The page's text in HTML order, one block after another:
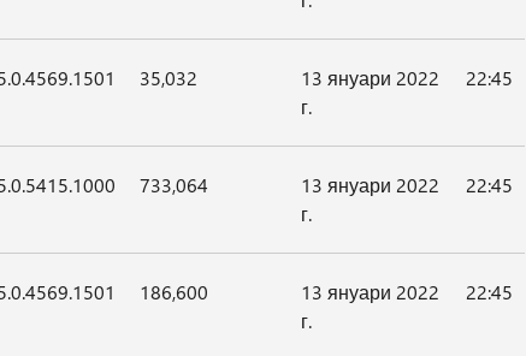
35,032
13 януари 2022
г.
22:45
733,064
13 януари 2022
г.
22:45
186,600
13 януари 2022
г.
22:45